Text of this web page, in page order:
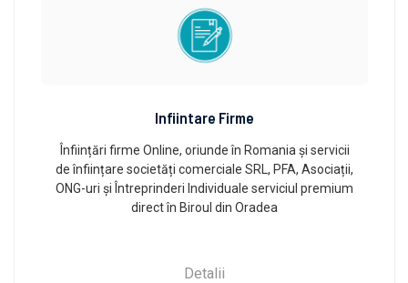
Infiintare Firme
Înființări firme Online, oriunde în Romania și servicii
de înființare societăți comerciale SRL, PFA, Asociații,
ONG-uri și Întreprinderi Individuale serviciul premium
direct în Biroul din Oradea
Detalii